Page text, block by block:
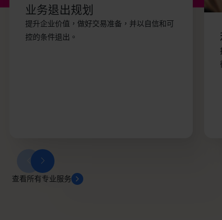
业务退出规划
提升企业价值，做好交易准备，并以自信和可
控的条件退出。
查看所有专业服务